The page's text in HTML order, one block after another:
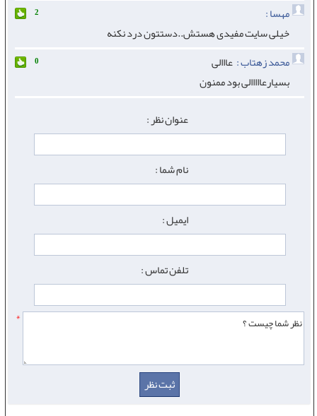
مهسا :
2
خیلی سایت مفیدی هستش..دستتون درد نکنه
محمد زهتاب : عااالی 0
بسیارعااااالی بود ممنون
عنوان نظر :
نام شما :
ایمیل :
تلفن تماس :
*